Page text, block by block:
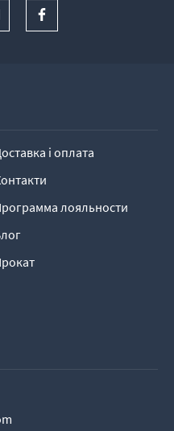
і оплата
лояльности